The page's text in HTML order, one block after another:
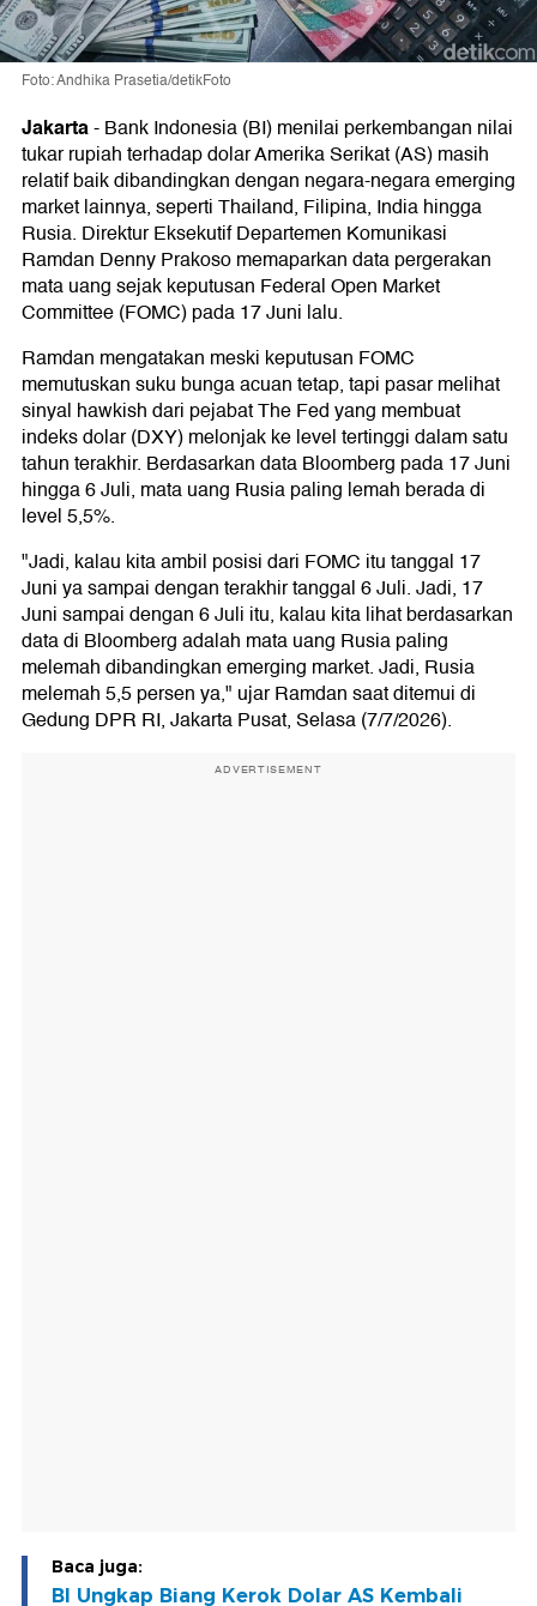
Foto: Andhika Prasetia/detikFoto
Jakarta-Bank Indonesia (BI) menilai perkembangan nilai
tukar rupiah terhadap dolar Amerika Serikat (AS) masih
relatif baik dibandingkan dengan negara-negara emerging
market lainnya, seperti Thailand, Filipina, India hingga
Rusia. Direktur Eksekutif Departemen Komunikasi
Ramdan Denny Prakoso memaparkan data pergerakan
mata uang sejak keputusan Federal Open Market
Committee (FOMC) pada 17 Juni lalu.
Ramdan mengatakan meski keputusan FOMC
memutuskan suku bunga acuan tetap, tapi pasar melihat
sinyal hawkish dari pejabat The Fed yang membuat
indeks dolar (DXY) melonjak ke level tertinggi dalam satu
tahun terakhir. Berdasarkan data Bloomberg pada 17 Juni
hingga 6 Juli, mata uang Rusia paling lemah berada di
level 5,5%.
"Jadi, kalau kita ambil posisi dari FOMC itu tanggal 17
Juni ya sampai dengan terakhir tanggal 6 Juli. Jadi, 17
Juni sampai dengan 6 Juli itu, kalau kita lihat berdasarkan
data di Bloomberg adalah mata uang Rusia paling
melemah dibandingkan emerging market. Jadi, Rusia
melemah 5,5 persen ya," ujar Ramdan saat ditemui di
Gedung DPR RI, Jakarta Pusat, Selasa (7/7/2026).
ADVERTISEMENT
Baca juga:
BI Ungkap Biang Kerok Dolar AS Kembali